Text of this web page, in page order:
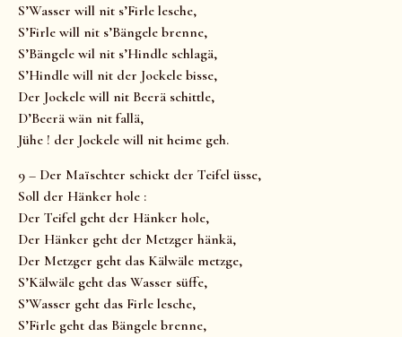
S’Wasser will nit s’Firle lesche,
S’Firle will nit s’Bängele brenne,
S’Bängele wil nit s’Hindle schlagä,
S’Hindle will nit der Jockele bisse,
Der Jockele will nit Beerä schittle,
D’Beerä wän nit fallä,
Jühe ! der Jockele will nit heime geh.
9 – Der Maïschter schickt der Teifel üsse,
Soll der Hänker hole :
Der Teifel geht der Hänker hole,
Der Hänker geht der Metzger hänkä,
Der Metzger geht das Kälwäle metzge,
S’Kälwäle geht das Wasser süffe,
S’Wasser geht das Firle lesche,
S’Firle geht das Bängele brenne,